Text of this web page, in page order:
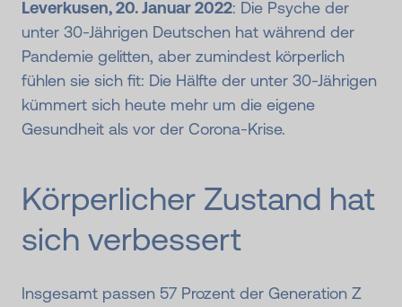
Leverkusen, 20. Januar 2022: Die Psyche der
unter 30-Jährigen Deutschen hat während der
Pandemie gelitten, aber zumindest körperlich
fühlen sie sich fit: Die Hälfte der unter 30-Jährigen
kümmert sich heute mehr um die eigene
Gesundheit als vor der Corona-Krise.
Körperlicher Zustand hat
sich verbessert
Insgesamt passen 57 Prozent der Generation Z